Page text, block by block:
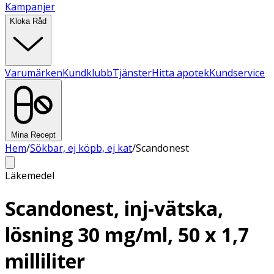
Kampanjer
Kloka Råd
VarumärkenKundklubbTjänsterHitta apotekKundservice
Mina Recept
Hem/Sökbar, ej köpb, ej kat/Scandonest
Läkemedel
Scandonest, inj-vätska,
lösning 30 mg/ml, 50 x 1,7
milliliter